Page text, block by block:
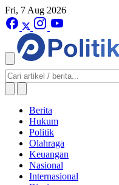
Fri, 7 Aug 2026
Berita
Hukum
Politik
Olahraga
Keuangan
Nasional
Internasional